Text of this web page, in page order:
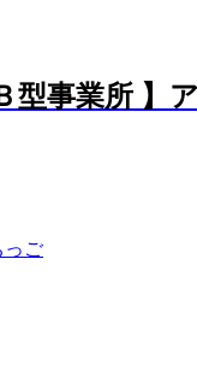
型事業所 】
っご